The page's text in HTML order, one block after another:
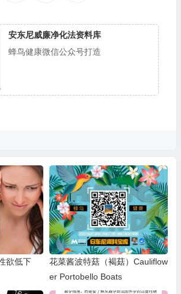
安东尼威廉净化法资料库
蜂鸟健康微信公众号打造
欲低下
花菜酱波特菇（褐菇）Cauliflow
er Portobello Boats